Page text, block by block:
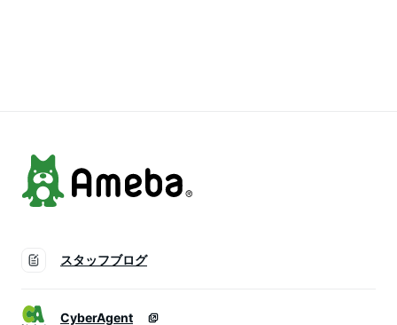
ク くちばし マスク
使い捨て 小顔 チー
クマスク おしゃれ
ク くちばし マスク
使い捨て 小顔 チー
クマスク おしゃれ
スタッフブログ
CyberAgent